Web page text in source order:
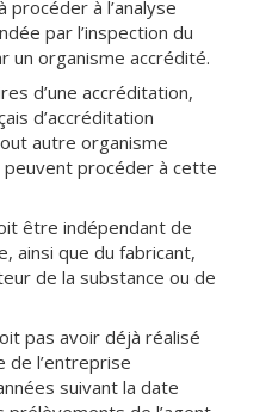
à l’analyse
par l’inspection du
un organisme accrédité.
d’une accréditation,
d’accréditation
autre organisme
peuvent procéder à cette
être indépendant de
ainsi que du fabricant,
de la substance ou de
pas avoir déjà réalisé
de l’entreprise
suivant la date